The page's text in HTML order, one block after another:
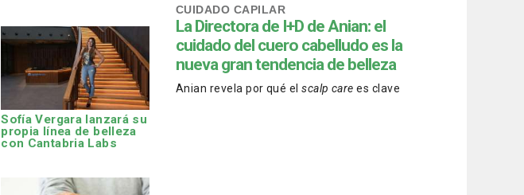
CUIDADO CAPILAR
La Directora de I+D de Anian: el
cuidado del cuero cabelludo es la
nueva gran tendencia de belleza
Anian revela por qué elscalp care es clave
Sofía Vergara lanzará su
propia línea de belleza
con Cantabria Labs